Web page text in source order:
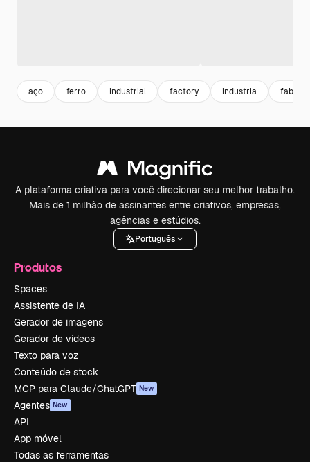
aço ferro industrial factory industria fabrica
A plataforma criativa para você direcionar seu melhor trabalho.
Mais de 1 milhão de assinantes entre criativos, empresas,
agências e estúdios.
Português
Produtos
Spaces
Assistente de IA
Gerador de imagens
Gerador de vídeos
Texto para voz
Conteúdo de stock
MCP para Claude/ChatGPT New
Agentes New
API
App móvel
Todas as ferramentas